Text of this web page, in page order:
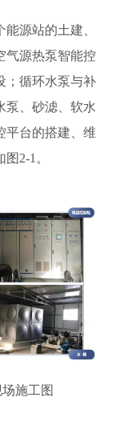
源站的土建、
气源热泵智能控
；循环水泵与补
泵、砂滤、软水
平台的搭建、维
图2-1。
施工图